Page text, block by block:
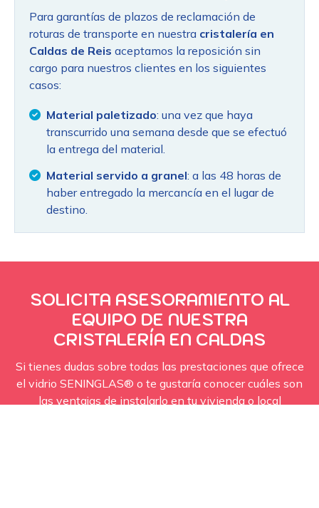
Para garantías de plazos de reclamación de
roturas de transporte en nuestra cristalería en
Caldas de Reis aceptamos la reposición sin
cargo para nuestros clientes en los siguientes
casos:
Material paletizado: una vez que haya
transcurrido una semana desde que se efectuó
la entrega del material.
Material servido a granel: a las 48 horas de
haber entregado la mercancía en el lugar de
destino.
SOLICITA ASESORAMIENTO AL
EQUIPO DE NUESTRA
CRISTALERÍA EN CALDAS
Si tienes dudas sobre todas las prestaciones que ofrece
el vidrio SENINGLAS® o te gustaría conocer cuáles son
las ventajas de instalarlo en tu vivienda o local